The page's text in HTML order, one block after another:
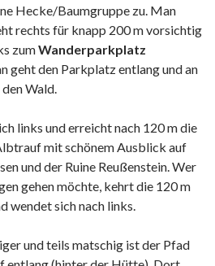
Hecke/Baumgruppe zu. Man
rechts für knapp 200 m vorsichtig
zumWanderparkplatz
geht den Parkplatz entlang und an
Wald.
links und erreicht nach 120 m die
mit schönem Ausblick auf
und der Ruine Reußenstein. Wer
gehen möchte, kehrt die 120 m
wendet sich nach links.
und teils matschig ist der Pfad